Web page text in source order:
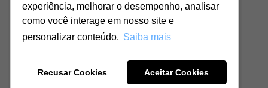
experiência, melhorar o desempenho, analisar
como você interage em nosso site e
personalizar conteúdo. Saiba mais
Recusar Cookies Aceitar Cookies
experiência, melhorar o desempenho, analisar
como você interage em nosso site e
personalizar conteúdo. Saiba mais
Recusar Cookies Aceitar Cookies
51.417.293/0001-48 | CRECI: J-04970/1